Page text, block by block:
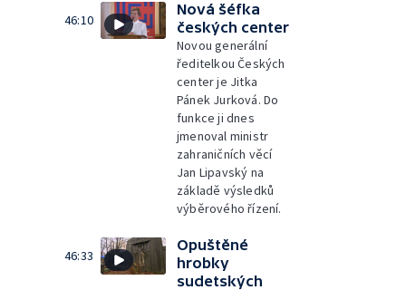
46:10
Nová šéfka
českých center
Novou generální
ředitelkou Českých
center je Jitka
Pánek Jurková. Do
funkce ji dnes
jmenoval ministr
zahraničních věcí
Jan Lipavský na
základě výsledků
výběrového řízení.
46:33
Opuštěné
hrobky
sudetských